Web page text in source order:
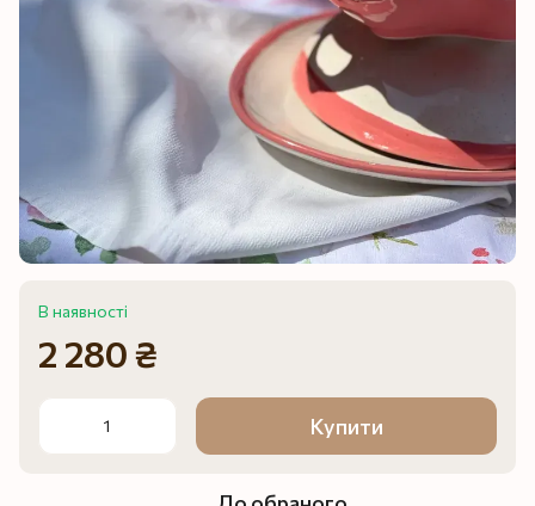
В наявності
2 280 ₴
Купити